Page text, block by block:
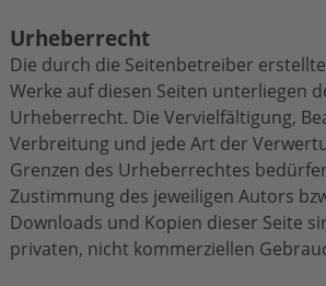
Urheberrecht
Die durch die Seitenbetreiber
Werke auf diesen Seiten unterliegen
Urheberrecht. Die Vervielfältigung,
Verbreitung und jede Art der
Grenzen des Urheberrechtes
Zustimmung des jeweiligen Autors
Downloads und Kopien dieser Seite
privaten, nicht kommerziellen